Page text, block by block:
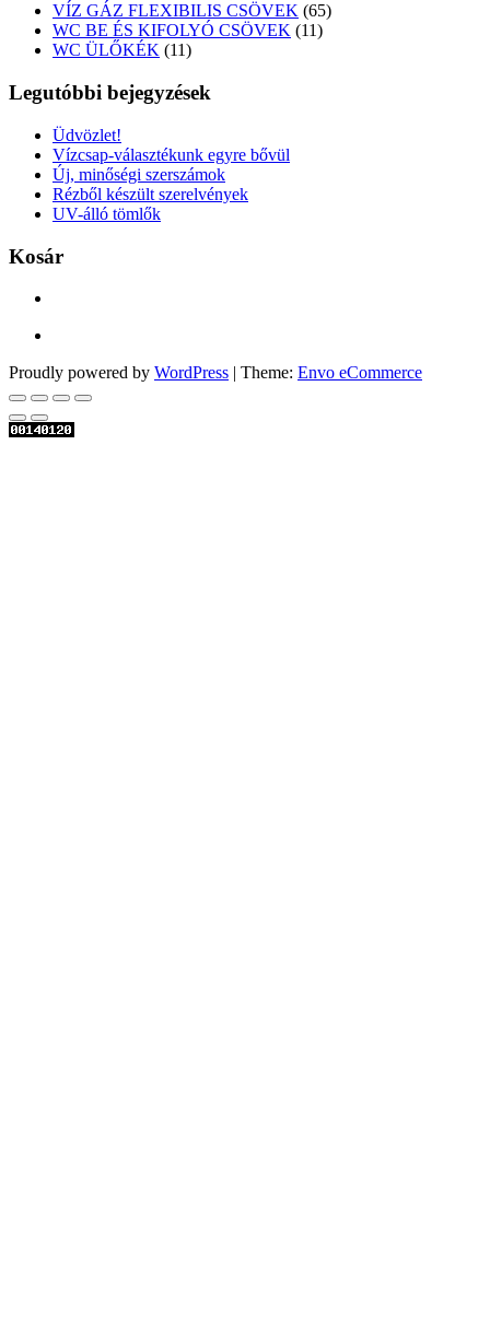
termék
VÍZ GÁZ FLEXIBILIS CSÖVEK 6565
WC BE ÉS KIFOLYÓ CSÖVEK 1111
WC ÜLŐKÉK 1111
Legutóbbi bejegyzések
Üdvözlet!
Vízcsap-választékunk egyre bővül
Új, minőségi szerszámok
Rézből készült szerelvények
UV-álló tömlők
Kosár
Proudly powered by WordPress | Theme: Envo eCommerce